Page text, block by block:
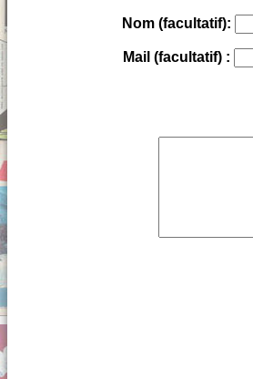
Nom (facultatif):
Mail (facultatif) :